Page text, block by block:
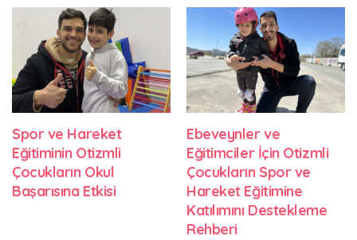
Spor ve Hareket
Eğitiminin Otizmli
Çocukların Okul
Başarısına Etkisi
Ebeveynler ve
Eğitimciler İçin Otizmli
Çocukların Spor ve
Hareket Eğitimine
Katılımını Destekleme
Rehberi